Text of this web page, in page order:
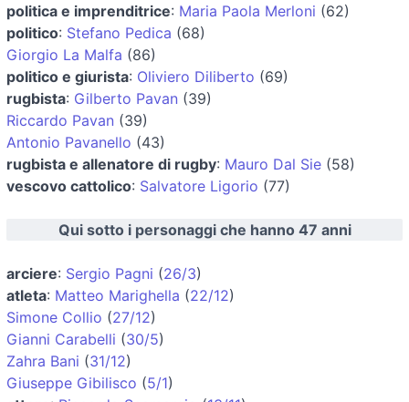
politica e imprenditrice: Maria Paola Merloni (62)
politico: Stefano Pedica (68)
Giorgio La Malfa (86)
politico e giurista: Oliviero Diliberto (69)
rugbista: Gilberto Pavan (39)
Riccardo Pavan (39)
Antonio Pavanello (43)
rugbista e allenatore di rugby: Mauro Dal Sie (58)
vescovo cattolico: Salvatore Ligorio (77)
Qui sotto i personaggi che hanno 47 anni
arciere: Sergio Pagni (26/3)
atleta: Matteo Marighella (22/12)
Simone Collio (27/12)
Gianni Carabelli (30/5)
Zahra Bani (31/12)
Giuseppe Gibilisco (5/1)